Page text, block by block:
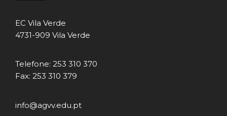
EC Vila Verde
4731-909 Vila Verde
Telefone: 253 310 370
Fax: 253 310 379
info@agvv.edu.pt